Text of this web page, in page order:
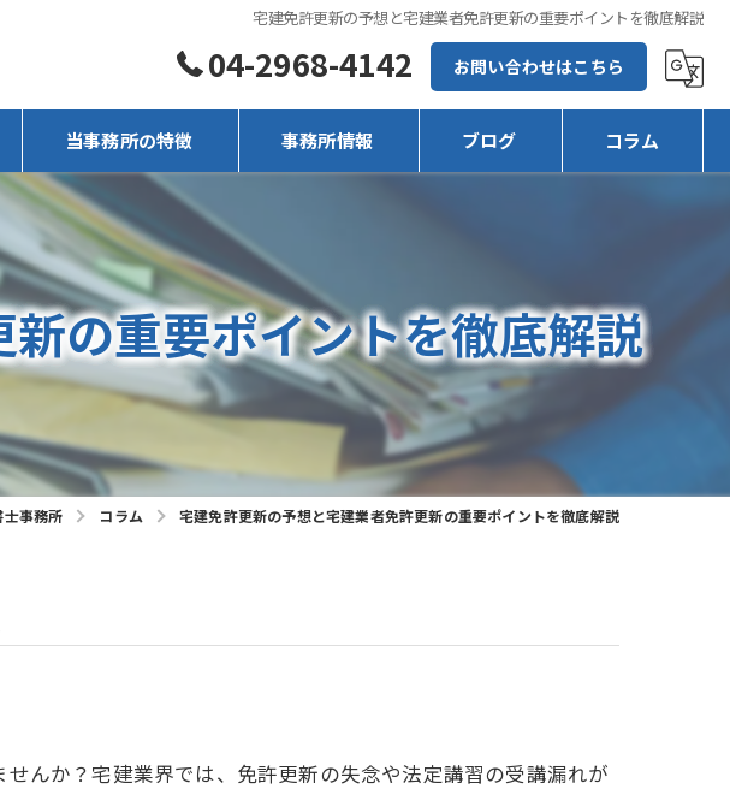
宅建免許更新の予想と宅建業者免許更新の重要ポイントを徹底解説
04-2968-4142 お問い合わせはこちら
当事務所の特徴
任意売却
相続
遺言
後見人
不動産
事務所情報 ブログ コラム
の重要ポイントを徹底解説
事務所 コラム 宅建免許更新の予想と宅建業者免許更新の重要ポイントを徹底解説
んか？宅建業界では、免許更新の失念や法定講習の受講漏れが